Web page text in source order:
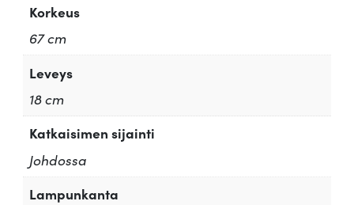
Korkeus
67 cm
Leveys
18 cm
Katkaisimen sijainti
Johdossa
Lampunkanta